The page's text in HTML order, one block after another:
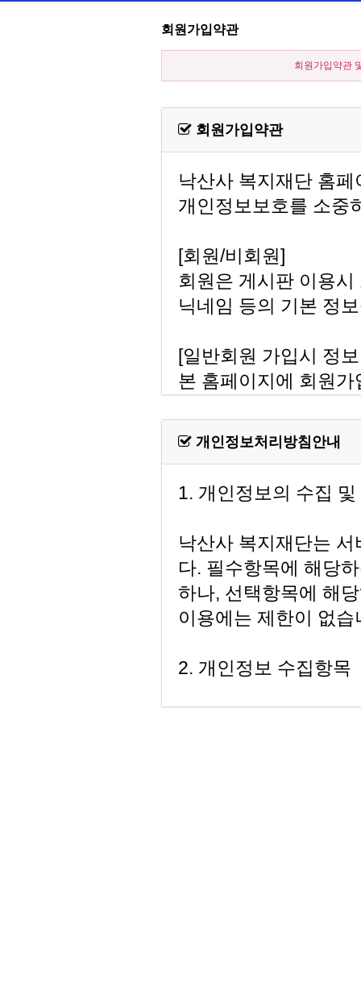
회원가입약관
회원가입약관
회원가입약관
개인정보처리방침안내